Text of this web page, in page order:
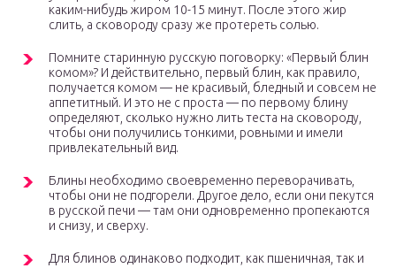
каким-нибудь жиром 10-15 минут. После этого жир
слить, а сковороду сразу же протереть солью.
Помните старинную русскую поговорку: «Первый блин
комом»? И действительно, первый блин, как правило,
получается комом — не красивый, бледный и совсем не
аппетитный. И это не с проста — по первому блину
определяют, сколько нужно лить теста на сковороду,
чтобы они получились тонкими, ровными и имели
привлекательный вид.
Блины необходимо своевременно переворачивать,
чтобы они не подгорели. Другое дело, если они пекутся
в русской печи — там они одновременно пропекаются
и снизу, и сверху.
Для блинов одинаково подходит, как пшеничная, так и